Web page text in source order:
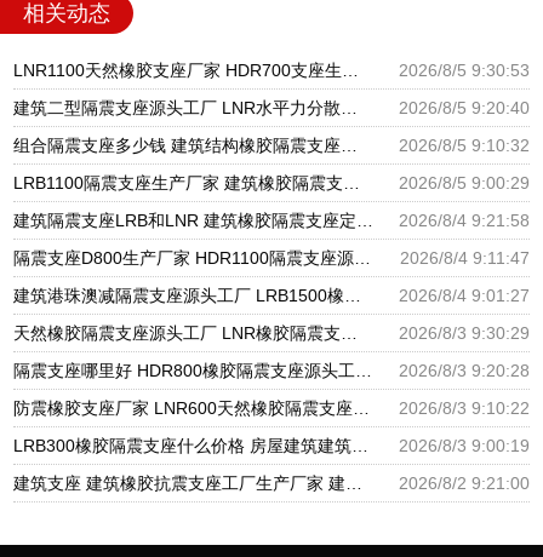
相关动态
LNR1100天然橡胶支座厂家 HDR700支座生产厂家 建筑分散力型隔震支座源头工厂
2026/8/5 9:30:53
建筑二型隔震支座源头工厂 LNR水平力分散力型橡胶隔震支座 摩擦摆球型减隔震支座源头工厂
2026/8/5 9:20:40
组合隔震支座多少钱 建筑结构橡胶隔震支座源头工厂 LNR系列隔震支座厂家
2026/8/5 9:10:32
LRB1100隔震支座生产厂家 建筑橡胶隔震支座LNR700生产厂家 隔震橡胶支座的价格
2026/8/5 9:00:29
建筑隔震支座LRB和LNR 建筑橡胶隔震支座定做厂家 LNR1200橡胶隔震支座什么价格
2026/8/4 9:21:58
隔震支座D800生产厂家 HDR1100隔震支座源头工厂 阻尼隔震橡胶支座厂家电话
2026/8/4 9:11:47
建筑港珠澳减隔震支座源头工厂 LRB1500橡胶隔震支座 铅芯隔震支座生产厂家
2026/8/4 9:01:27
天然橡胶隔震支座源头工厂 LNR橡胶隔震支座800生产厂家 橡胶型隔震支座源头工厂
2026/8/3 9:30:29
隔震支座哪里好 HDR800橡胶隔震支座源头工厂 超高阻尼减隔震支座生产厂家
2026/8/3 9:20:28
防震橡胶支座厂家 LNR600天然橡胶隔震支座厂家电话 固定型抗震支座
2026/8/3 9:10:22
LRB300橡胶隔震支座什么价格 房屋建筑建筑抗震支座源头工厂 摩擦摆隔震支座报价
2026/8/3 9:00:19
建筑支座 建筑橡胶抗震支座工厂生产厂家 建筑铅芯抗震支座
2026/8/2 9:21:00